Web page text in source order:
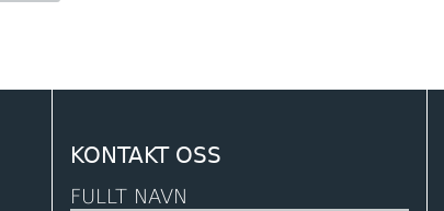
KONTAKT OSS
FULLT NAVN